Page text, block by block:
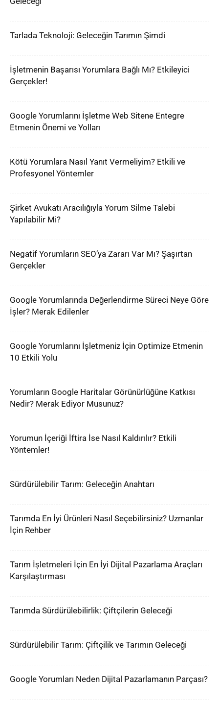
Tarlada Teknoloji: Geleceğin Tarımın Şimdi
İşletmenin Başarısı Yorumlara Bağlı Mı? Etkileyici
Gerçekler!
Google Yorumlarını İşletme Web Sitene Entegre
Etmenin Önemi ve Yolları
Kötü Yorumlara Nasıl Yanıt Vermeliyim? Etkili ve
Profesyonel Yöntemler
Şirket Avukatı Aracılığıyla Yorum Silme Talebi
Yapılabilir Mi?
Negatif Yorumların SEO’ya Zararı Var Mı? Şaşırtan
Gerçekler
Google Yorumlarında Değerlendirme Süreci Neye Göre
İşler? Merak Edilenler
Google Yorumlarını İşletmeniz İçin Optimize Etmenin
10 Etkili Yolu
Yorumların Google Haritalar Görünürlüğüne Katkısı
Nedir? Merak Ediyor Musunuz?
Yorumun İçeriği İftira İse Nasıl Kaldırılır? Etkili
Yöntemler!
Sürdürülebilir Tarım: Geleceğin Anahtarı
Tarımda En İyi Ürünleri Nasıl Seçebilirsiniz? Uzmanlar
İçin Rehber
Tarım İşletmeleri İçin En İyi Dijital Pazarlama Araçları
Karşılaştırması
Tarımda Sürdürülebilirlik: Çiftçilerin Geleceği
Sürdürülebilir Tarım: Çiftçilik ve Tarımın Geleceği
Google Yorumları Neden Dijital Pazarlamanın Parçası?